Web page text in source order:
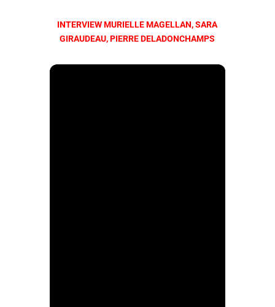
INTERVIEW MURIELLE MAGELLAN, SARA
GIRAUDEAU, PIERRE DELADONCHAMPS